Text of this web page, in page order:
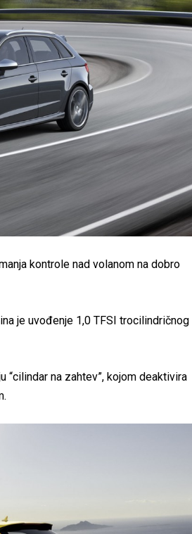
kontrole nad volanom na dobro
je uvođenje 1,0 TFSI trocilindričnog
na zahtev”, kojom deaktivira